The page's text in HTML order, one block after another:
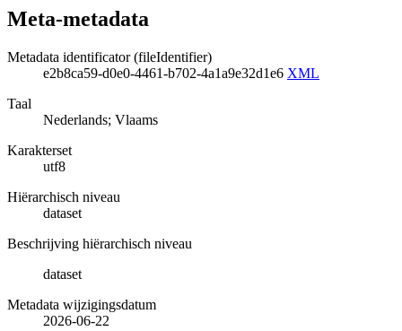
Meta-metadata
Metadata identificator (fileIdentifier)
e2b8ca59-d0e0-4461-b702-4a1a9e32d1e6 XML
Taal
Nederlands; Vlaams
Karakterset
utf8
Hiërarchisch niveau
dataset
Beschrijving hiërarchisch niveau
dataset
Metadata wijzigingsdatum
2026-06-22